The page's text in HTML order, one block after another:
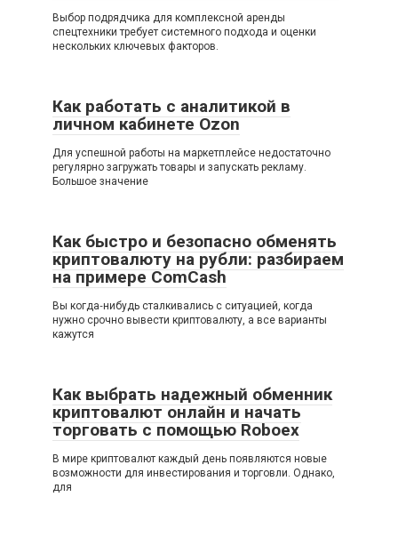
Выбор подрядчика для комплексной аренды
спецтехники требует системного подхода и оценки
нескольких ключевых факторов.
Как работать с аналитикой в
личном кабинете Ozon
Для успешной работы на маркетплейсе недостаточно
регулярно загружать товары и запускать рекламу.
Большое значение
Как быстро и безопасно обменять
криптовалюту на рубли: разбираем
на примере ComCash
Вы когда‑нибудь сталкивались с ситуацией, когда
нужно срочно вывести криптовалюту, а все варианты
кажутся
Как выбрать надежный обменник
криптовалют онлайн и начать
торговать с помощью Roboex
В мире криптовалют каждый день появляются новые
возможности для инвестирования и торговли. Однако,
для